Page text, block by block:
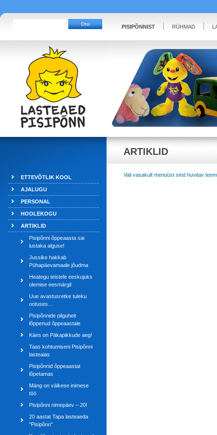
PISIPÕNNIST RÜHMAD
ETTEVÕTLIK KOOL
AJALUGU
PERSONAL
HOOLEKOGU
ARTIKLID
Pisipõnni õppeaasta sai
lustaka alguse!
Jussike hakkab
Pühapäevamaale jõudma
Heategu teistele eeskujuks
olemise eesmärgil
Uue avastusretke tuleku
ootuses…
Pisipõnnide pilguheit
lõppenud õppeaastale
Käes on Päkapikkude aeg!
Taas kohtumiseni Pisipõnni
lasteaias
Pisipõnnid õppeaastat
lõpetamas
Mäng on väikese inimese
töö
Pisipõnni nimepäev – 20!
20 aastat Tapa lasteaeda
"Pisipõnn"
ARTIKLID
Vali vasakult menüüst sind huvitav